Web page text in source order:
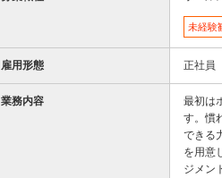
未経験
雇用形態 正社員
業務内容
最初は
す。慣
できる
を用意
ジメン